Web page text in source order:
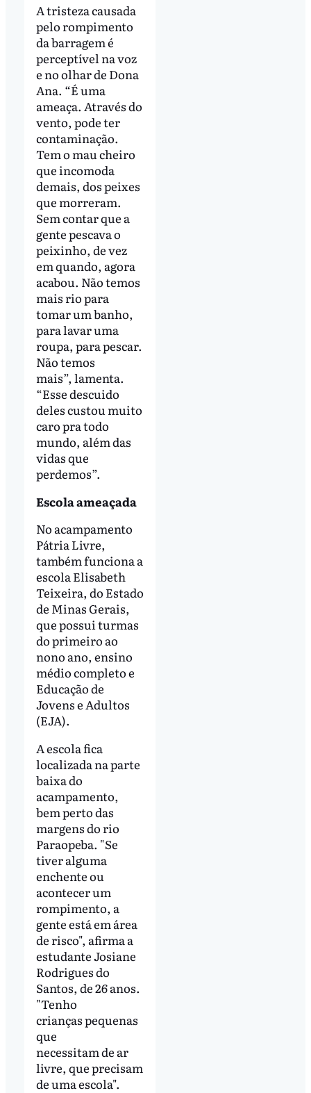
A tristeza causada
pelo rompimento
da barragem é
perceptível na voz
e no olhar de Dona
Ana. “É uma
ameaça. Através do
vento, pode ter
contaminação.
Tem o mau cheiro
que incomoda
demais, dos peixes
que morreram.
Sem contar que a
gente pescava o
peixinho, de vez
em quando, agora
acabou. Não temos
mais rio para
tomar um banho,
para lavar uma
roupa, para pescar.
Não temos
mais”, lamenta.
“Esse descuido
deles custou muito
caro pra todo
mundo, além das
vidas que
perdemos”.
Escola ameaçada
No acampamento
Pátria Livre,
também funciona a
escola Elisabeth
Teixeira, do Estado
de Minas Gerais,
que possui turmas
do primeiro ao
nono ano, ensino
médio completo e
Educação de
Jovens e Adultos
(EJA).
A escola fica
localizada na parte
baixa do
acampamento,
bem perto das
margens do rio
Paraopeba. "Se
tiver alguma
enchente ou
acontecer um
rompimento, a
gente está em área
de risco", afirma a
estudante Josiane
Rodrigues do
Santos, de 26 anos.
"Tenho
crianças pequenas
que
necessitam de ar
livre, que precisam
de uma escola".